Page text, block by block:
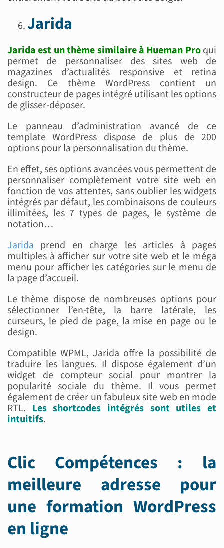
Jarida
Jarida est un thème similaire à Hueman Proqui
permet de personnaliser des sites web de
magazines d’actualités responsive et retina
design. Ce thème WordPress contient un
constructeur de pages intégré utilisant les options
de glisser-déposer.
Le panneau d’administration avancé de ce
template WordPress dispose de plus de 200
options pour la personnalisation du thème.
En effet, ses options avancées vous permettent de
personnaliser complètement votre site web en
fonction de vos attentes, sans oublier les widgets
intégrés par défaut, les combinaisons de couleurs
illimitées, les 7 types de pages, le système de
notation…
Jarida prend en charge les articles à pages
multiples à afficher sur votre site web et le méga
menu pour afficher les catégories sur le menu de
la page d’accueil.
Le thème dispose de nombreuses options pour
sélectionner l’en-tête, la barre latérale, les
curseurs, le pied de page, la mise en page ou le
design.
Compatible WPML, Jarida offre la possibilité de
traduire les langues. Il dispose également d’un
widget de compteur social pour montrer la
popularité sociale du thème. Il vous permet
également de créer un fabuleux site web en mode
RTL. Les shortcodes intégrés sont utiles et
intuitifs.
Clic Compétences : la
meilleure adresse pour
une formation WordPress
en ligne